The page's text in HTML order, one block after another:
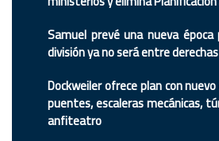
Samuel prevé una nueva
división ya no será entre
Dockweiler ofrece plan con
puentes, escaleras mecánicas,
anfiteatro